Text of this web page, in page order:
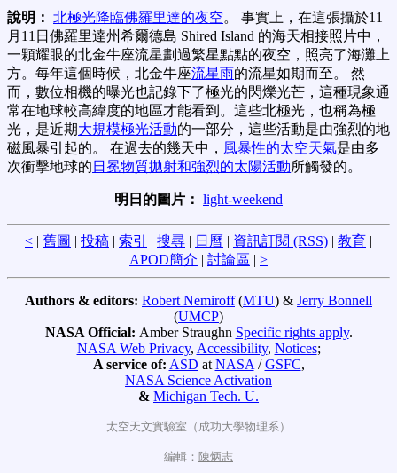
說明： 北極光降臨佛羅里達的夜空。 事實上，在這張攝於11
月11日佛羅里達州希爾德島 Shired Island 的海天相接照片中，
一顆耀眼的北金牛座流星劃過繁星點點的夜空，照亮了海灘上
方。每年這個時候，北金牛座流星雨的流星如期而至。 然
而，數位相機的曝光也記錄下了極光的閃爍光芒，這種現象通
常在地球較高緯度的地區才能看到。這些北極光，也稱為極
光，是近期大規模極光活動的一部分，這些活動是由強烈的地
磁風暴引起的。 在過去的幾天中， 風暴性的太空天氣是由多
次衝擊地球的 日冕物質拋射和強烈的太陽活動所觸發的。
明日的圖片： light-weekend
< | 舊圖 | 投稿 | 索引 | 搜尋 | 日曆 | 資訊訂閱 (RSS) | 教育 |
APOD簡介 | 討論區 | >
Authors & editors: Robert Nemiroff(MTU) & Jerry Bonnell
(UMCP)
NASA Official: Amber Straughn Specific rights apply.
NASA Web Privacy, Accessibility, Notices;
A service of: ASD at NASA /GSFC,
NASA Science Activation
& Michigan Tech. U.
太空天文實驗室（成功大學物理系）
編輯： 陳炳志